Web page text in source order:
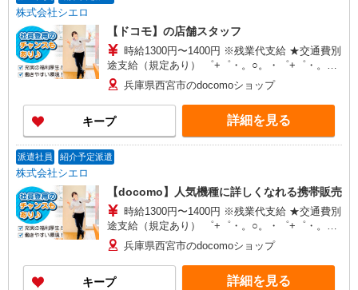
株式会社シエロ
【ドコモ】の店舗スタッフ
時給1300円〜1400円 ※残業代支給 ★交通費別
途支給（規定あり） ゜+゜・。○。・゜+゜・。
○。・゜+゜ 入社祝い金10万円支給(規定有) お友達
を紹介頂くと, インセンティブ支給(規定有) ★月2
回払い・週払い可能（規程有）★ ゜・。○。・゜
+゜・。○。・゜+゜
兵庫県西宮市のdocomoショップ
キープ 詳細を見る
派遣社員 紹介予定派遣
株式会社シエロ
【docomo】人気機種に詳しくなれる携帯販売
時給1300円〜1400円 ※残業代支給 ★交通費別
途支給（規定あり） ゜+゜・。○。・゜+゜・。
○。・゜+゜ 入社祝い金10万円支給(規定有) お友達
を紹介頂くと, インセンティブ支給(規定有) ★月2
回払い・週払い可能（規程有）★ ゜・。○。・゜
+゜・。○。・゜+゜
兵庫県西宮市のdocomoショップ
キープ 詳細を見る